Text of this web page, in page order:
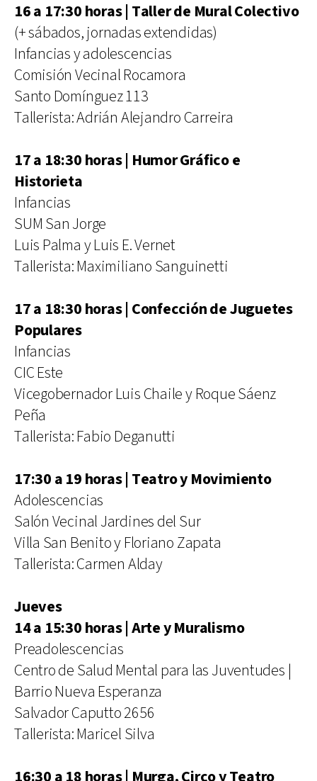
16 a 17:30 horas | Taller de Mural Colectivo
(+ sábados, jornadas extendidas)
Infancias y adolescencias
Comisión Vecinal Rocamora
Santo Domínguez 113
Tallerista: Adrián Alejandro Carreira
17 a 18:30 horas | Humor Gráfico e
Historieta
Infancias
SUM San Jorge
Luis Palma y Luis E. Vernet
Tallerista: Maximiliano Sanguinetti
17 a 18:30 horas | Confección de Juguetes
Populares
Infancias
CIC Este
Vicegobernador Luis Chaile y Roque Sáenz
Peña
Tallerista: Fabio Deganutti
17:30 a 19 horas | Teatro y Movimiento
Adolescencias
Salón Vecinal Jardines del Sur
Villa San Benito y Floriano Zapata
Tallerista: Carmen Alday
Jueves
14 a 15:30 horas | Arte y Muralismo
Preadolescencias
Centro de Salud Mental para las Juventudes |
Barrio Nueva Esperanza
Salvador Caputto 2656
Tallerista: Maricel Silva
16:30 a 18 horas | Murga, Circo y Teatro